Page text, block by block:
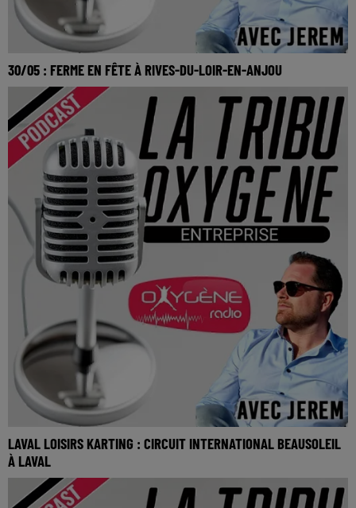
30/05 : FERME EN FÊTE À RIVES-DU-LOIR-EN-ANJOU
30/05 : Ferme en fête à Rives-du-Loir-en-Anjou
LAVAL LOISIRS KARTING : CIRCUIT INTERNATIONAL BEAUSOLEIL
À LAVAL
Laval Loisirs karting : Circuit international Beausoleil à Laval